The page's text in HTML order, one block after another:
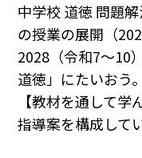
中学校 道徳 問題
の授業の展開（
2028（令和7～10
道徳」にたいおう
【教材を通して
指導案を構成して